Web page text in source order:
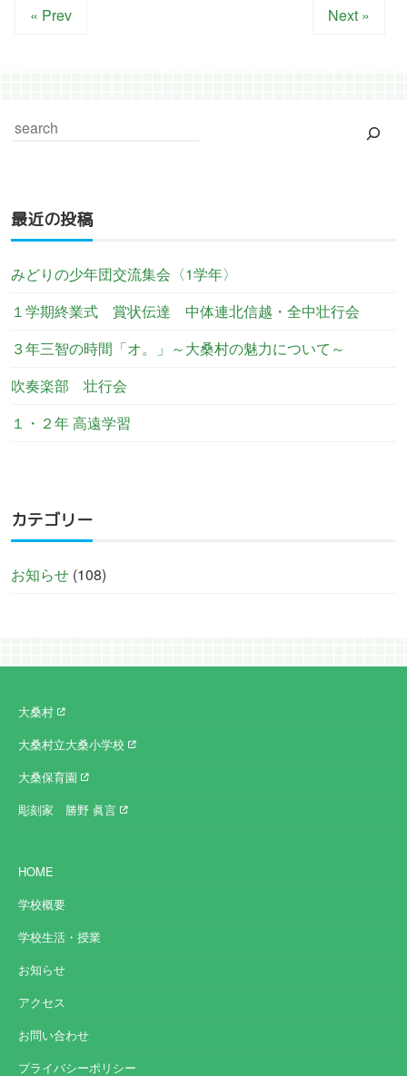
« Prev Next »
最近の投稿
みどりの少年団交流集会〈1学年〉
１学期終業式 賞状伝達 中体連北信越・全中壮行会
３年三智の時間「オ。」～大桑村の魅力について～
吹奏楽部 壮行会
１・２年 高遠学習
カテゴリー
お知らせ (108)
大桑村
大桑村立大桑小学校
大桑保育園
彫刻家 勝野 眞言
HOME
学校概要
学校生活・授業
お知らせ
アクセス
お問い合わせ
プライバシーポリシー